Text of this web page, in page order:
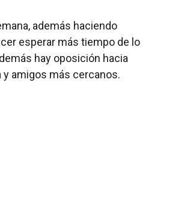
además haciendo
esperar más tiempo de lo
hay oposición hacia
amigos más cercanos.